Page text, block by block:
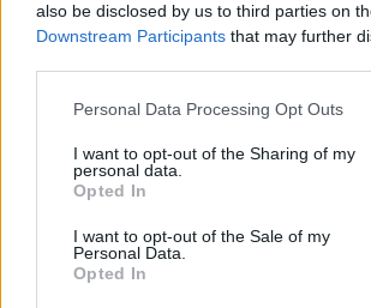
also be disclosed by us to third parties on
Downstream Participants that may further
Please note that this website/app uses one
not limited to your visit or usage behaviour.
grant or deny consent to Google and its
use your data for below specified purposes
consent section.
Personal Data Processing Opt Outs
I want to opt-out of the Sharing of my
personal data.
Opted In
I want to opt-out of the Sale of my
Personal Data.
Opted In
ringiovanito, senza appesantire la
la crema giusta è essenziale per
AUTORE